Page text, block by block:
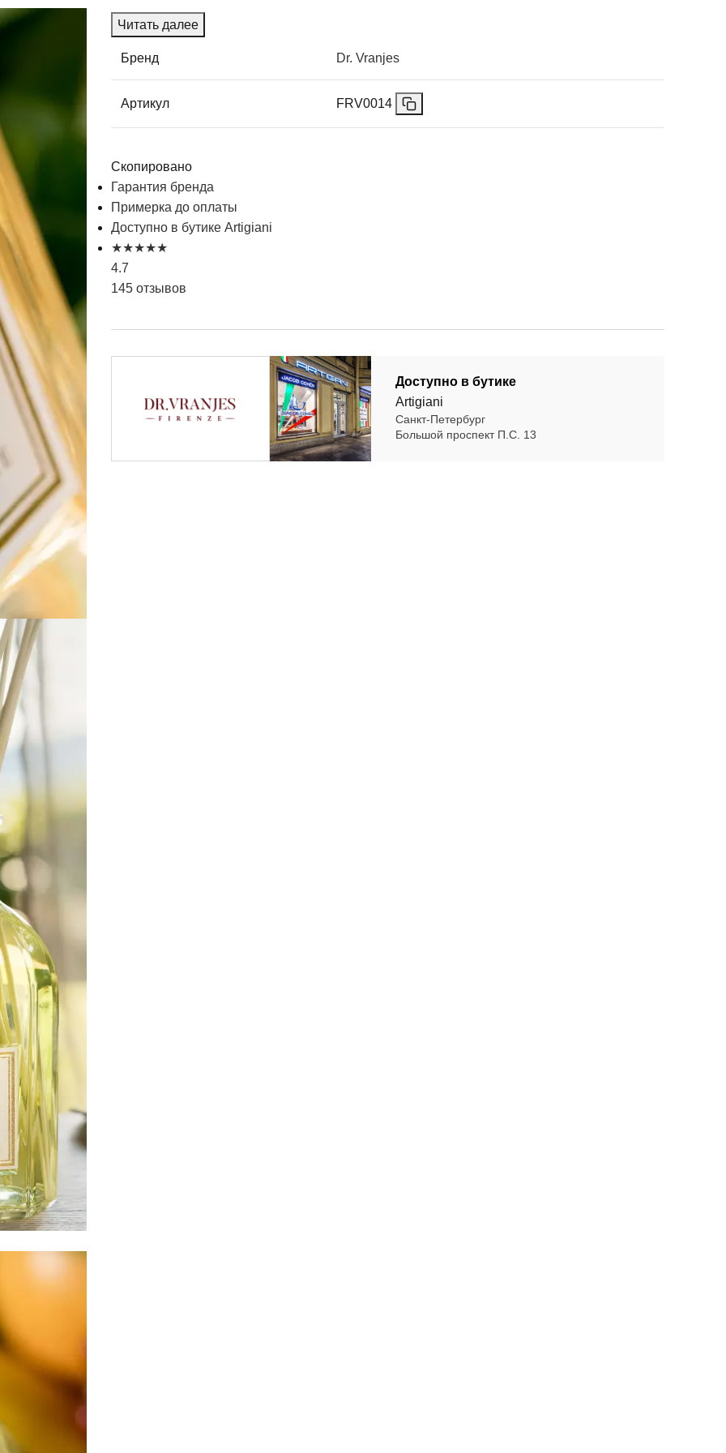
Читать далее
Бренд Dr. Vranjes
Артикул FRV0014
Скопировано
Гарантия бренда
Примерка до оплаты
Доступно в бутике Artigiani
★★★★★
4.7
145 отзывов
Доступно в бутике
Artigiani
Санкт-Петербург
Большой проспект П.С. 13